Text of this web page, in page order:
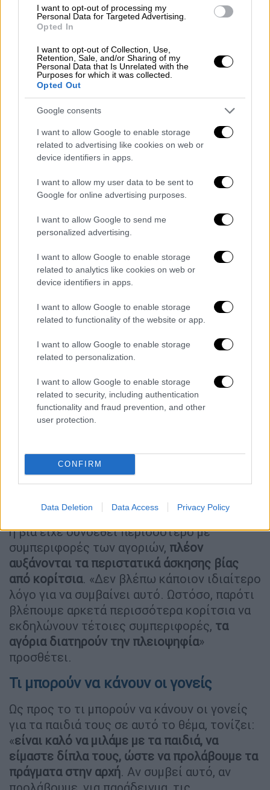
I want to opt-out of processing my
Personal Data for Targeted Advertising.
Opted In
I want to opt-out of Collection, Use,
Retention, Sale, and/or Sharing of my
Personal Data that Is Unrelated with the
Purposes for which it was collected.
Opted Out
Google consents
I want to allow Google to enable storage
related to advertising like cookies on web or
device identifiers in apps.
I want to allow my user data to be sent to
Google for online advertising purposes.
I want to allow Google to send me
personalized advertising.
I want to allow Google to enable storage
related to analytics like cookies on web or
device identifiers in apps.
I want to allow Google to enable storage
related to functionality of the website or app.
I want to allow Google to enable storage
related to personalization.
I want to allow Google to enable storage
related to security, including authentication
functionality and fraud prevention, and other
user protection.
CONFIRM
Data Deletion Data Access Privacy Policy
της επιθετικότητας, που συχνά συνυπάρχει
με τάσεις αυτοκτονικότητας και
αυτοκαταστροφικότητας
Την ίδια στιγμήέχει αυξηθεί και η σχολική
παραβατικότητα. «Γίνονται επεισόδια με
διάφορα παιδιά και για διάφορους λόγους,
όχι μόνο σε ενδοοικογενειακά περιβάλλοντα
αλλά και σε σχολικά περιβάλλοντα. Ξέρουμε
ότι έχει αυξηθεί και η ενδοοικογενειακή βία.
Αναφορές γίνονται στις γραμμές
αστυνομικές διευθύνσεις. Θεωρώ ότι αυτό
είναι αποτέλεσμα όχι μόνο της μετά της
πανδημίας εποχής αλλά και των γενικότερων
ψυχοπιεστικών συνθηκών ζωής, της
έλλειψης ικανών διαπροσωπικών σχέσεων
και προτύπων.Νομίζω ότι τα πρότυπα που
προβάλλονται είναι η βιαιότητα στη ζωή μας
Η βία δεν είναι ψυχιατρική διάγνωση -
Η διάσταση του φύλου
Ο κ. Νταφούλης διευκρινίζει ακόμα ότι «η
είναι ένα γενικότερο θέμα, αλλά δεν
είναι ψυχιατρική διάγνωση». «Η βία είναι μια
επίθεση σε άτομα ή αντικείμενα. Και μεν στα
αντικείμενα η επίθεση δεν πολυενοχλεί,
άτομα -λεκτική, σωματική, σεξουαλική- είναι
κάτι οπωσδήποτε απαράδεκτο και οφείλει
Παράλληλα, επισημαίνει ότι ενώ παλαιότερα
η βία είχε συνδεθεί περισσότερο με
συμπεριφορές των αγοριών, πλέον
αυξάνονται τα περιστατικά άσκησης βίας
από κορίτσια. «Δεν βλέπω κάποιον ιδιαίτερο
λόγο για να συμβαίνει αυτό. Ωστόσο, παρότι
βλέπουμε αρκετά περισσότερα κορίτσια να
εκδηλώνουν τέτοιες συμπεριφορές, τα
αγόρια διατηρούν την πλειοψηφία»
προσθέτει.
Τι μπορούν να κάνουν οι γονείς
Ως προς το τι μπορούν να κάνουν οι γονείς
για τα παιδιά τους σε αυτό το θέμα, τονίζει:
«είναι καλό να μιλάμε με τα παιδιά, να
είμαστε δίπλα τους, ώστε να προλάβουμε τα
πράγματα στην αρχή. Αν συμβεί αυτό, αν